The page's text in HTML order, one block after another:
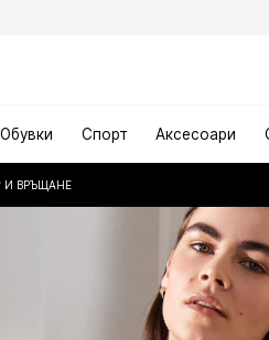
Обувки Спорт Аксесоари
И ВРЪЩАНЕ